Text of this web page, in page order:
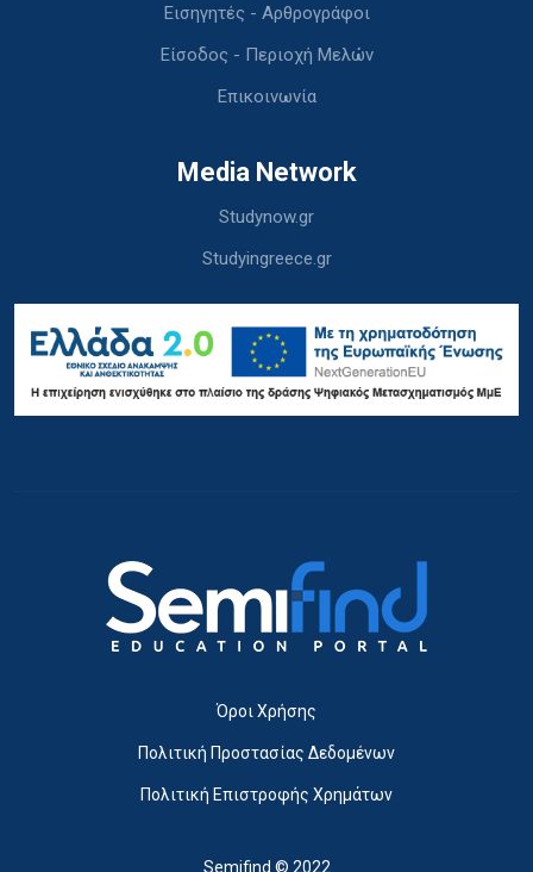
Εισηγητές - Αρθρογράφοι
Είσοδος - Περιοχή Μελών
Επικοινωνία
Media Network
Studynow.gr
Studyingreece.gr
Όροι Χρήσης
Πολιτική Προστασίας Δεδομένων
Πολιτική Επιστροφής Χρημάτων
Semifind © 2022